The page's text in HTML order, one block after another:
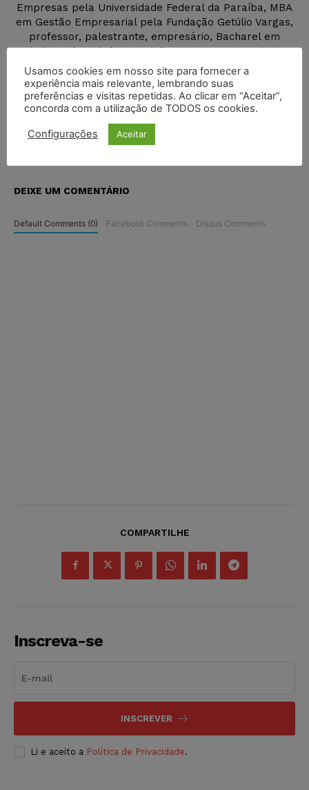
Empresas pela Universidade Federal da Paraíba, MBA
em Gestão Empresarial pela Fundação Getúlio Vargas,
professor, palestrante, empresário, Bacharel em
Direito pelo Unipê, especialista e mestre em Direito
Internacional pela Faculdade de Direito da
Universidade Clássica de Lisboa. Foi doutorando em
Direito Empresarial pela mesma Universidade. Autor
de livros e artigos.
DEIXE UM COMENTÁRIO
Default Comments (0) Facebook Comments Disqus Comments
COMPARTILHE
Inscreva-se
INSCREVER
Li e aceito a Política de Privacidade.
Usamos cookies em nosso site para fornecer a
experiência mais relevante, lembrando suas
preferências e visitas repetidas. Ao clicar em “Aceitar”,
concorda com a utilização de TODOS os cookies.
Configurações Aceitar